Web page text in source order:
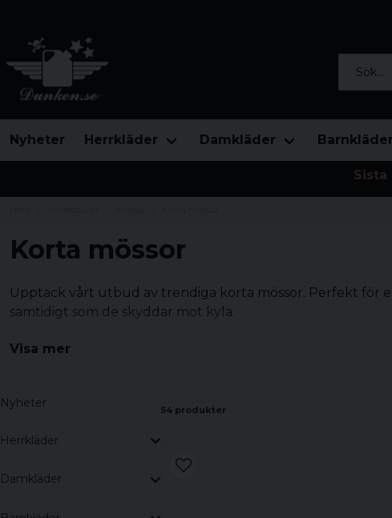
Nyheter Herrkläder Damkläder Barnkläder
Korta mössor
Upptäck vårt utbud av trendiga korta mössor. Perfekt för
samtidigt som de skyddar mot kyla.
Visa mer
Nyheter
Herrkläder
Damkläder
54 produkter